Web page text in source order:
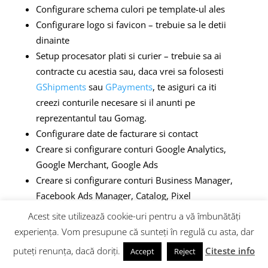
Configurare schema culori pe template-ul ales
Configurare logo si favicon – trebuie sa le detii
dinainte
Setup procesator plati si curier – trebuie sa ai
contracte cu acestia sau, daca vrei sa folosesti
GShipmentssau GPayments, te asiguri ca iti
creezi conturile necesare si il anunti pe
reprezentantul tau Gomag.
Configurare date de facturare si contact
Creare si configurare conturi Google Analytics,
Google Merchant, Google Ads
Creare si configurare conturi Business Manager,
Facebook Ads Manager, Catalog, Pixel
Acest site utilizează cookie-uri pentru a vă îmbunătăți
experiența. Vom presupune că sunteți în regulă cu asta, dar
puteți renunța, dacă doriți.
Accept Reject Citeste info